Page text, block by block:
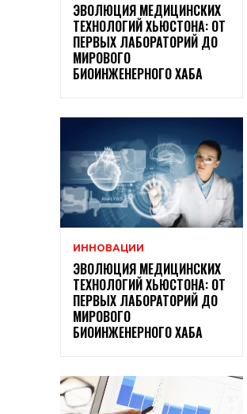
ЭВОЛЮЦИЯ МЕДИЦИНСКИХ
ТЕХНОЛОГИЙ ХЬЮСТОНА: ОТ
ПЕРВЫХ ЛАБОРАТОРИЙ ДО
МИРОВОГО
БИОИНЖЕНЕРНОГО ХАБА
ИННОВАЦИИ
ЭВОЛЮЦИЯ МЕДИЦИНСКИХ
ТЕХНОЛОГИЙ ХЬЮСТОНА: ОТ
ПЕРВЫХ ЛАБОРАТОРИЙ ДО
МИРОВОГО
БИОИНЖЕНЕРНОГО ХАБА